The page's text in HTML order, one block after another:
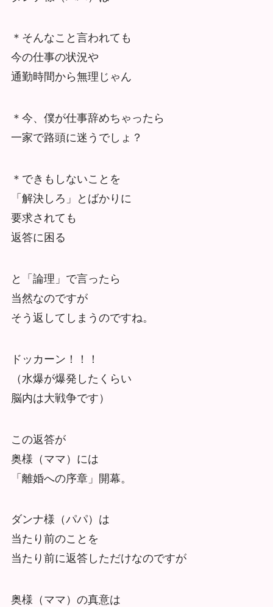
＊そんなこと言われても
今の仕事の状況や
通勤時間から無理じゃん
＊今、僕が仕事辞めちゃったら
一家で路頭に迷うでしょ？
＊できもしないことを
「解決しろ」とばかりに
要求されても
返答に困る
と「論理」で言ったら
当然なのですが
そう返してしまうのですね。
ドッカーン！！！
（水爆が爆発したくらい
脳内は大戦争です）
この返答が
奥様（ママ）には
「離婚への序章」開幕。
ダンナ様（パパ）は
当たり前のことを
当たり前に返答しただけなのですが
奥様（ママ）の真意は